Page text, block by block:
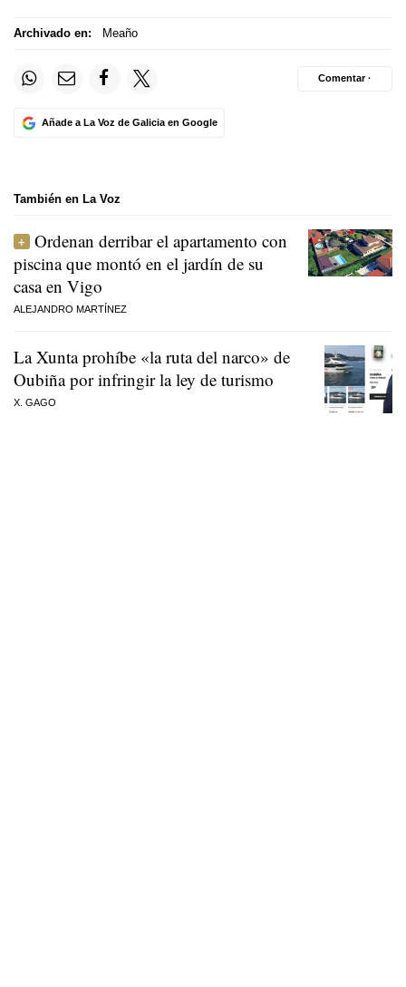
Archivado en: Meaño
Añade a La Voz de Galicia en Google
Comentar ·
También en La Voz
Ordenan derribar el apartamento con
piscina que montó en el jardín de su
casa en Vigo
ALEJANDRO MARTÍNEZ
La Xunta prohíbe «la ruta del narco» de
Oubiña por infringir la ley de turismo
X. GAGO